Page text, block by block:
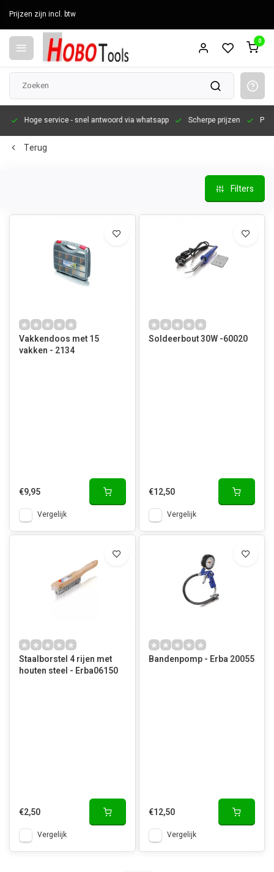
Prijzen zijn incl. btw
0
Hoge service- snel antwoord via whatsapp Scherpe prijzen
Terug
Filters
Vakkendoos met 15
vakken - 2134
€9,95
Vergelijk
Soldeerbout 30W -60020
€12,50
Vergelijk
Staalborstel 4 rijen met
houten steel - Erba06150
€2,50
Vergelijk
Bandenpomp - Erba 20055
€12,50
Vergelijk